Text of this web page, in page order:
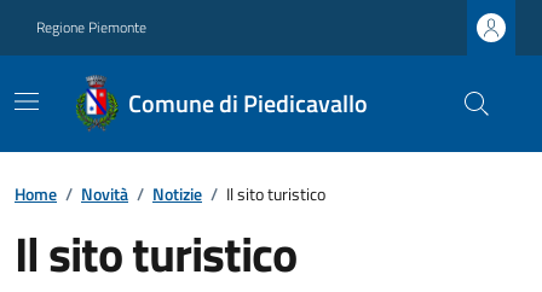
Regione Piemonte
Comune di Piedicavallo
Home / Novità / Notizie / Il sito turistico
Il sito turistico